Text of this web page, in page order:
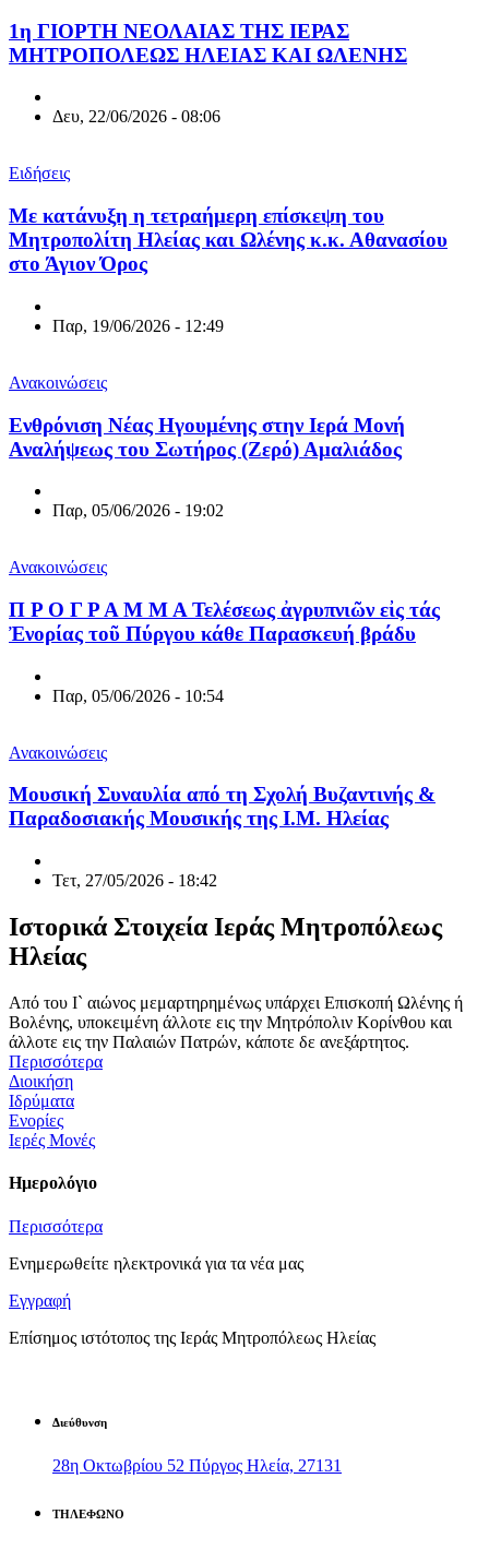
1η ΓΙΟΡΤΗ ΝΕΟΛΑΙΑΣ ΤΗΣ ΙΕΡΑΣ
ΜΗΤΡΟΠΟΛΕΩΣ ΗΛΕΙΑΣ ΚΑΙ ΩΛΕΝΗΣ
Δευ, 22/06/2026 - 08:06
Ειδήσεις
Με κατάνυξη η τετραήμερη επίσκεψη του
Μητροπολίτη Ηλείας και Ωλένης κ.κ. Αθανασίου
στο Άγιον Όρος
Παρ, 19/06/2026 - 12:49
Ανακοινώσεις
Ενθρόνιση Νέας Ηγουμένης στην Ιερά Μονή
Αναλήψεως του Σωτήρος (Ζερό) Αμαλιάδος
Παρ, 05/06/2026 - 19:02
Ανακοινώσεις
Π Ρ Ο Γ Ρ Α Μ Μ Α Τελέσεως ἀγρυπνιῶν εἰς τάς
Ἐνορίας τοῦ Πύργου κάθε Παρασκευή βράδυ
Παρ, 05/06/2026 - 10:54
Ανακοινώσεις
Μουσική Συναυλία από τη Σχολή Βυζαντινής &
Παραδοσιακής Μουσικής της Ι.Μ. Ηλείας
Τετ, 27/05/2026 - 18:42
Ιστορικά Στοιχεία Ιεράς Μητροπόλεως
Ηλείας
Από του Ι` αιώνος μεμαρτηρημένως υπάρχει Επισκοπή Ωλένης ή
Βολένης, υποκειμένη άλλοτε εις την Μητρόπολιν Κορίνθου και
άλλοτε εις την Παλαιών Πατρών, κάποτε δε ανεξάρτητος.
Περισσότερα
Διοικήση
Ιδρύματα
Ενορίες
Ιερές Μονές
Ημερολόγιο
Περισσότερα
Ενημερωθείτε ηλεκτρονικά για τα νέα μας
Εγγραφή
Επίσημος ιστότοπος της Ιεράς Μητροπόλεως Ηλείας
Διεύθυνση
28η Οκτωβρίου 52 Πύργος Ηλεία, 27131
ΤΗΛΕΦΩΝΟ